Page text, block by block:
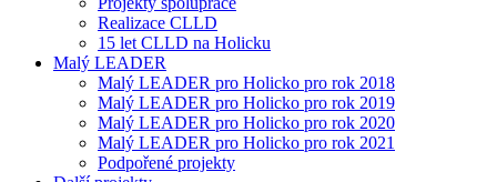
Realizace CLLD
15 let CLLD na Holicku
Malý LEADER
Malý LEADER pro Holicko pro rok 2018
Malý LEADER pro Holicko pro rok 2019
Malý LEADER pro Holicko pro rok 2020
Malý LEADER pro Holicko pro rok 2021
Podpořené projekty